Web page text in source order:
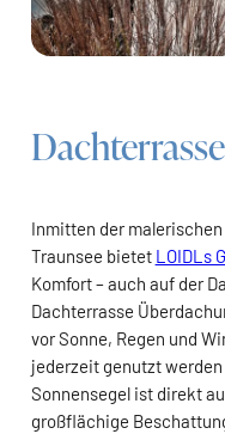
Inmitten der
Traunsee bietet LOIDLs
Komfort – auch auf der
Dachterrasse
vor Sonne, Regen und
jederzeit genutzt
Sonnensegel ist direkt
großflächige